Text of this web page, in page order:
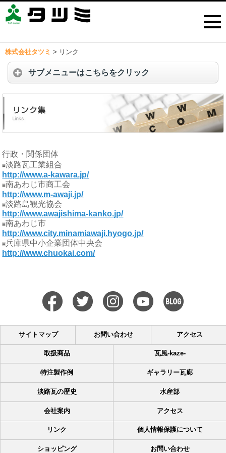
株式会社タツミ > リンク
サブメニューはこちらをクリック
行政・関係団体
淡路瓦工業組合
http://www.a-kawara.jp/
南あわじ市商工会
http://www.m-awaji.jp/
淡路島観光協会
http://www.awajishima-kanko.jp/
南あわじ市
http://www.city.minamiawaji.hyogo.jp/
兵庫県中小企業団体中央会
http://www.chuokai.com/
サイトマップ お問い合わせ アクセス
取扱商品 瓦風-kaze-
特注製作例 ギャラリー瓦廊
淡路瓦の歴史 水産部
会社案内 アクセス
リンク 個人情報保護について
ショッピング お問い合わせ